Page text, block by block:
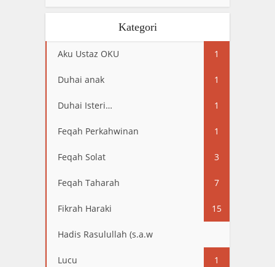
Kategori
Aku Ustaz OKU 1
Duhai anak 1
Duhai Isteri… 1
Feqah Perkahwinan 1
Feqah Solat 3
Feqah Taharah 7
Fikrah Haraki 15
Hadis Rasulullah (s.a.w
Lucu 1